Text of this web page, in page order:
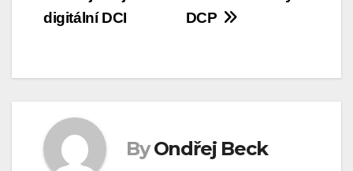
pro
DCP
digitální DCI
By Ondřej Beck